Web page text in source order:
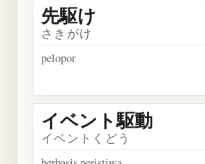
先駆け
さきがけ
pelopor
イベント駆動
イベントくどう